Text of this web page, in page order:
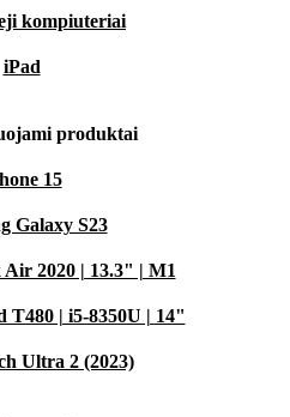
kompiuteriai
iPad
produktai
15
Galaxy S23
2020 | 13.3" | M1
T480 | i5-8350U | 14"
Ultra 2 (2023)